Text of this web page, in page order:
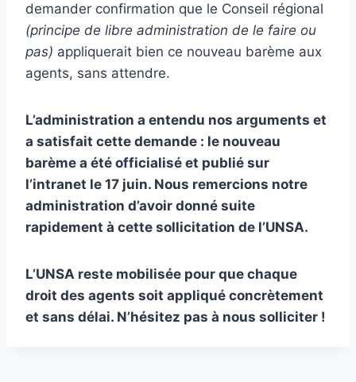
demander confirmation que le Conseil régional
(principe de libre administration de le faire ou
pas) appliquerait bien ce nouveau barème aux
agents, sans attendre.
L’administration a entendu nos arguments et
a satisfait cette demande : le nouveau
barème a été officialisé et publié sur
l’intranet le 17 juin. Nous remercions notre
administration d’avoir donné suite
rapidement à cette sollicitation de l’UNSA.
L’UNSA reste mobilisée pour que chaque
droit des agents soit appliqué concrètement
et sans délai. N’hésitez pas à nous solliciter !